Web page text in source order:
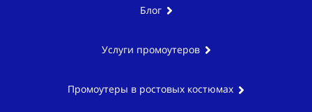
Блог
Услуги промоутеров
Промоутеры в ростовых костюмах